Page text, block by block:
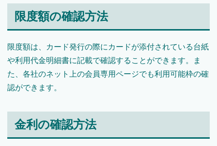
限度額の確認方法
限度額は、カード発行の際にカードが添付されている台紙
や利用代金明細書に記載で確認することができます。ま
た、各社のネット上の会員専用ページでも利用可能枠の確
認ができます。
金利の確認方法